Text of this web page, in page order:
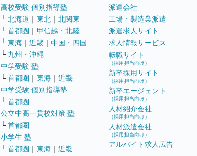
高校受験 個別指導塾
└ 北海道 ｜ 東北 ｜ 北関東
└ 首都圏 ｜ 甲信越・北陸
└ 東海 ｜ 近畿 ｜ 中国・四国
└ 九州・沖縄
中学受験 塾
└ 首都圏 ｜ 東海 ｜ 近畿
中学受験 個別指導塾
└ 首都圏
公立中高一貫校対策 塾
└ 首都圏
小学生 塾
└ 首都圏 ｜ 東海 ｜ 近畿
派遣会社
工場・製造業派遣
派遣求人サイト
求人情報サービス
転職サイト
（採用担当向け）
新卒採用サイト
（採用担当向け）
新卒エージェント
（採用担当向け）
人材紹介会社
（採用担当向け）
人材派遣会社
（採用担当向け）
アルバイト求人広告